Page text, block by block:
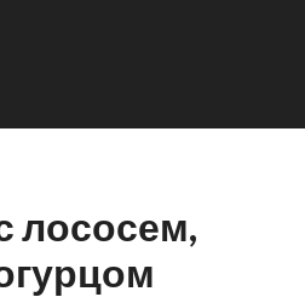
лососем,